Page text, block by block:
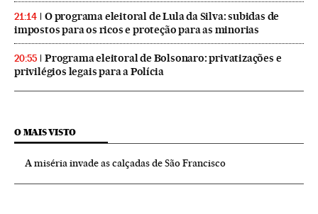
21:14
O programa eleitoral de Lula da Silva: subidas de
impostos para os ricos e proteção para as minorias
20:55
Programa eleitoral de Bolsonaro: privatizações e
privilégios legais para a Polícia
O MAIS VISTO
A miséria invade as calçadas de São Francisco